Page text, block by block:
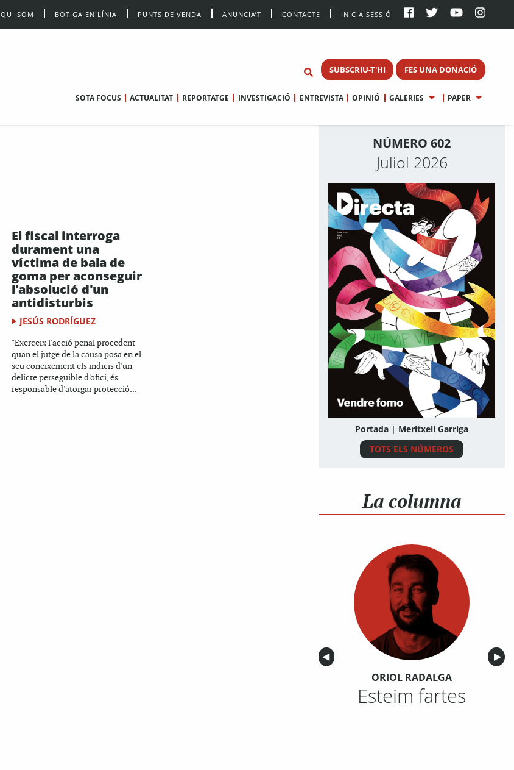
QUI SOM BOTIGA EN LÍNIA PUNTS DE VENDA ANUNCIA’T CONTACTE INICIA SESSIÓ
SUBSCRIU-T'HI FES UNA DONACIÓ
SOTA FOCUS ACTUALITAT REPORTATGE INVESTIGACIÓ ENTREVISTA OPINIÓ GALERIES PAPER
El fiscal interroga
durament una
víctima de bala de
goma per aconseguir
l'absolució d'un
antidisturbis
JESÚS RODRÍGUEZ
"Exerceix l'acció penal procedent
quan el jutge de la causa posa en el
seu coneixement els indicis d'un
delicte perseguible d'ofici, és
responsable d'atorgar protecció...
NÚMERO 602
Juliol 2026
Portada | Meritxell Garriga
TOTS ELS NÚMEROS
La columna
Anterior
◀︎ ▶︎
ORIOL RADALGA
Esteim fartes